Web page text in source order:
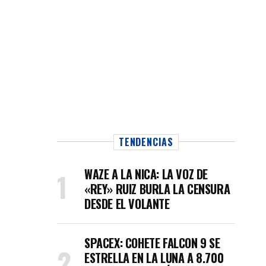
TENDENCIAS
WAZE A LA NICA: LA VOZ DE
«REY» RUIZ BURLA LA CENSURA
DESDE EL VOLANTE
SPACEX: COHETE FALCON 9 SE
ESTRELLA EN LA LUNA A 8.700